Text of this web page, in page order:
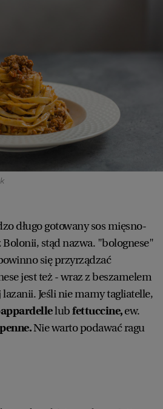
długo gotowany sos mięsno-
stąd nazwa. "bolognese"
się przyrządzać
jest też - wraz z beszamelem
Jeśli nie mamy tagliatelle,
lubfettuccine,ew.
penne.Nie warto podawaćragu